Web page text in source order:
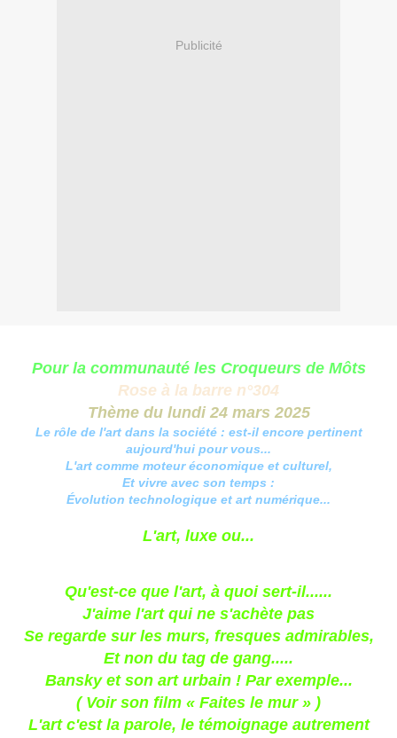
Publicité
Pour la communauté les Croqueurs de Môts
Rose à la barre n°304
Thème du lundi 24 mars 2025
Le rôle de l'art dans la société : est-il encore pertinent
aujourd'hui pour vous...
L'art comme moteur économique et culturel,
Et vivre avec son temps :
Évolution technologique et art numérique...
L'art, luxe ou...
Qu'est-ce que l'art, à quoi sert-il......
J'aime l'art qui ne s'achète pas
Se regarde sur les murs, fresques admirables,
Et non du tag de gang.....
Bansky et son art urbain ! Par exemple...
( Voir son film « Faites le mur » )
L'art c'est la parole, le témoignage autrement